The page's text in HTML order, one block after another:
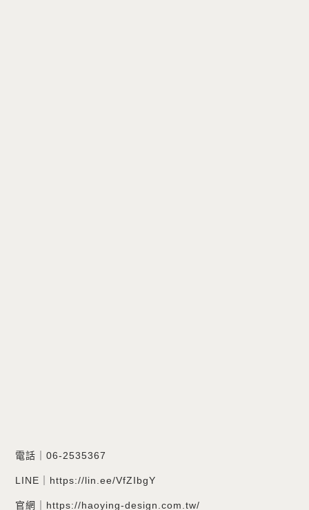
電話｜06-2535367
LINE｜https://lin.ee/VfZIbgY
官網｜https://haoying-design.com.tw/